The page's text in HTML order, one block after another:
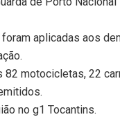
aplicadas aos
82 motocicletas, 22
no g1 Tocantins.